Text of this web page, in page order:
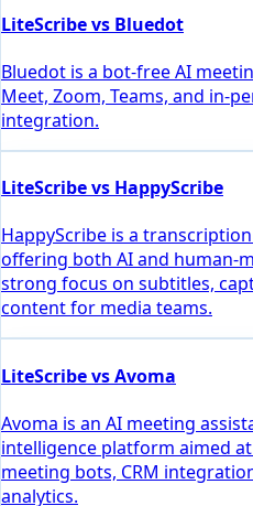
LiteScribe vs Bluedot
Bluedot is a bot-free AI
Meet, Zoom, Teams, and in-
integration.
LiteScribe vs HappyScribe
HappyScribe is a
offering both AI and human-
strong focus on subtitles,
content for media teams.
LiteScribe vs Avoma
Avoma is an AI meeting
intelligence platform aimed
meeting bots, CRM
analytics.